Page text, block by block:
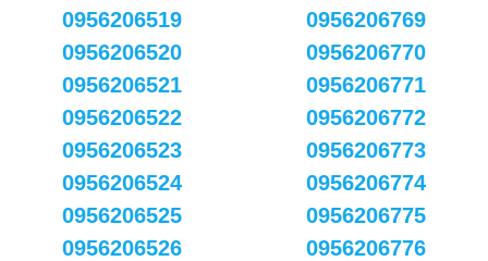
0956206519
0956206520
0956206521
0956206522
0956206523
0956206524
0956206525
0956206526
0956206769
0956206770
0956206771
0956206772
0956206773
0956206774
0956206775
0956206776